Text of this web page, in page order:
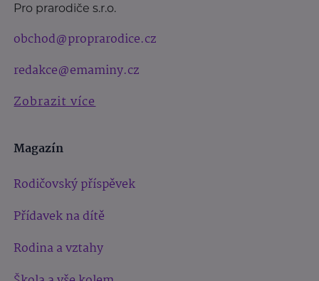
Pro prarodiče s.r.o.
obchod@proprarodice.cz
redakce@emaminy.cz
Zobrazit více
Magazín
Rodičovský příspěvek
Přídavek na dítě
Rodina a vztahy